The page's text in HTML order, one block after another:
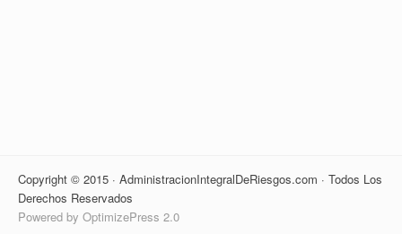
Copyright © 2015 · AdministracionIntegralDeRiesgos.com · Todos Los
Derechos Reservados
Powered by OptimizePress 2.0